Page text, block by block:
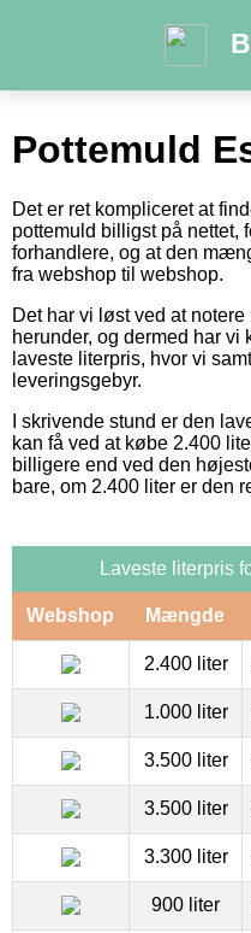
Pottemuld
Det er ret kompliceret at
pottemuld billigst på nettet,
forhandlere, og at den
fra webshop til webshop.
Det har vi løst ved at
herunder, og dermed har vi
laveste literpris, hvor vi
leveringsgebyr.
I skrivende stund er den
kan få ved at købe 2.400
billigere end ved den
bare, om 2.400 liter er den
Laveste literpris
Webshop Mængde
2.400 liter
1.000 liter
3.500 liter
3.500 liter
3.300 liter
900 liter